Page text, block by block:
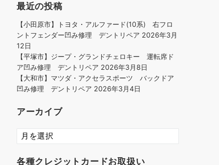
最近の投稿
【小田原市】トヨタ・アルファード(10系) 右フロ
ントフェンダー凹み修理 デントリペア 2026年3月
12日
【平塚市】ジープ・グランドチェロキー 運転席ド
ア凹み修理 デントリペア 2026年3月8日
【大和市】マツダ・アクセラスポーツ バックドア
凹み修理 デントリペア 2026年3月4日
アーカイブ
ア
ー
イ
各種クレジットカードお取扱い